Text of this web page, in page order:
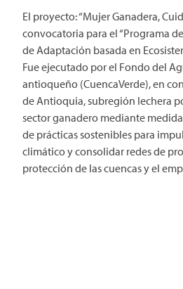
El proyecto: “Mujer Ganadera,
convocatoria para el “Programa
de Adaptación basada en
Fue ejecutado por el Fondo del
antioqueño (CuencaVerde), en
de Antioquia, subregión lechera
sector ganadero mediante
de prácticas sostenibles para
climático y consolidar redes de
protección de las cuencas y el